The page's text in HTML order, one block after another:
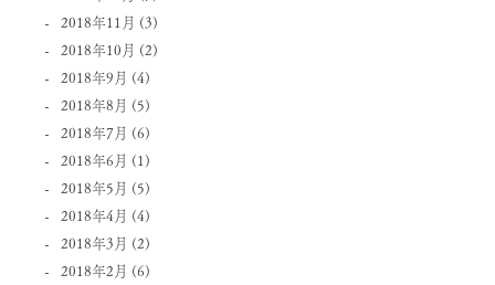
2018年11月 (3)
2018年10月 (2)
2018年9月 (4)
2018年8月 (5)
2018年7月 (6)
2018年6月 (1)
2018年5月 (5)
2018年4月 (4)
2018年3月 (2)
2018年2月 (6)